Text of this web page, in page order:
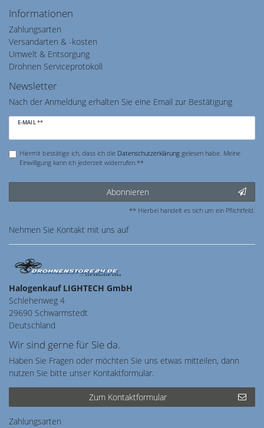
Informationen
Zahlungsarten
Versandarten & -kosten
Umwelt & Entsorgung
Drohnen Serviceprotokoll
Newsletter
Nach der Anmeldung erhalten Sie eine Email zur Bestätigung
E-MAIL **
Newsletter
Hiermit bestätige ich, dass ich die Daten­schutz­erklärunggelesen habe. Meine
Einwilligung kann ich jederzeit widerrufen.**
Abonnieren
** Hierbei handelt es sich um ein Pflichtfeld.
Nehmen Sie Kontakt mit uns auf
Halogenkauf LIGHTECH GmbH
Schlehenweg 4
29690 Schwarmstedt
Deutschland
Wir sind gerne für Sie da.
Haben Sie Fragen oder möchten Sie uns etwas mitteilen, dann
nutzen Sie bitte unser Kontaktformular.
Zum Kontaktformular
Zahlungsarten